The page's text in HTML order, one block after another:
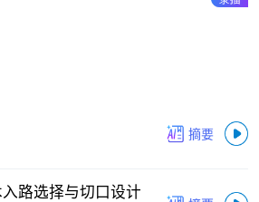
路选择与切口设计